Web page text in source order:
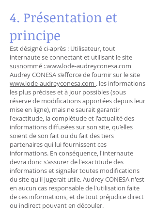
4. Présentation et
principe
Est désigné ci-après : Utilisateur, tout
internaute se connectant et utilisant le site
susnommé :.www.lode-audreyconesa.com
Audrey CONESA s’efforce de fournir sur le site
www.lode-audreyconesa.com . les informations
les plus précises et à jour possibles (sous
réserve de modifications apportées depuis leur
mise en ligne), mais ne saurait garantir
l'exactitude, la complétude et l'actualité des
informations diffusées sur son site, qu’elles
soient de son fait ou du fait des tiers
partenaires qui lui fournissent ces
informations. En conséquence, l'internaute
devra donc s'assurer de l'exactitude des
informations et signaler toutes modifications
du site qu'il jugerait utile. Audrey CONESA n'est
en aucun cas responsable de l'utilisation faite
de ces informations, et de tout préjudice direct
ou indirect pouvant en découler.